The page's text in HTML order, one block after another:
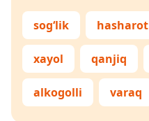
sog‘lik hasharot
xayol qanjiq
alkogolli varaq